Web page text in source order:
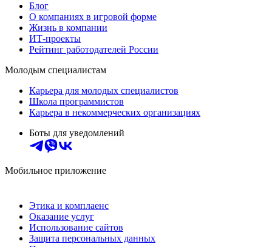
Блог
О компаниях в игровой форме
Жизнь в компании
ИТ-проекты
Рейтинг работодателей России
Молодым специалистам
Карьера для молодых специалистов
Школа программистов
Карьера в некоммерческих организациях
Боты для уведомлений
Мобильное приложение
Этика и комплаенс
Оказание услуг
Использование сайтов
Защита персональных данных